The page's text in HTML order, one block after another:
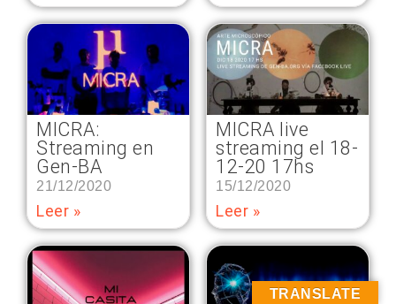
MICRA:
Streaming en
Gen-BA
21/12/2020
Leer »
MICRA live
streaming el 18-
12-20 17hs
15/12/2020
Leer »
TRANSLATE